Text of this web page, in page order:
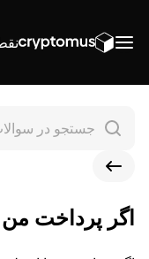
اگر پرداخت من